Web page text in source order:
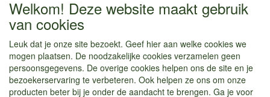
Vestigingsadres:
Hoofdweg 36
1433 JW Kudelstaart
info@kamperenenzo.nl
Welkom! Deze website maakt gebruik
van cookies
Leuk dat je onze site bezoekt. Geef hier aan welke cookies we
mogen plaatsen. De noodzakelijke cookies verzamelen geen
persoonsgegevens. De overige cookies helpen ons de site en je
bezoekerservaring te verbeteren. Ook helpen ze ons om onze
producten beter bij je onder de aandacht te brengen. Ga je voor